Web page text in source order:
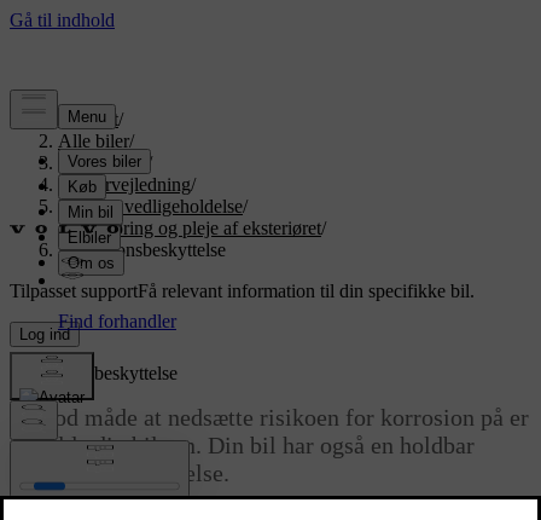
Support/
Alle biler/
EX90 2026 /
Brugervejledning/
Pleje og vedligeholdelse/
Rengøring og pleje af eksteriøret/
Korrosionsbeskyttelse
Tilpasset supportFå relevant information til din specifikke bil.
Log ind
Korrosionsbeskyttelse
En god måde at nedsætte risikoen for korrosion på er
at holde din bil ren. Din bil har også en holdbar
korrosionsbeskyttelse.